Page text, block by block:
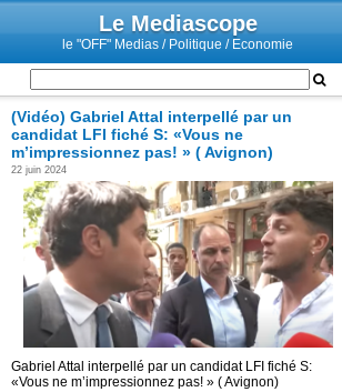
Le Mediascope
le "OFF" Medias / Politique / Economie
(Vidéo) Gabriel Attal interpellé par un
candidat LFI fiché S: «Vous ne
m’impressionnez pas! » ( Avignon)
22 juin 2024
Gabriel Attal interpellé par un candidat LFI fiché S:
«Vous ne m’impressionnez pas! » ( Avignon)